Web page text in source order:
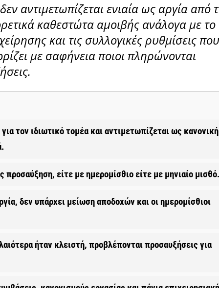
αντιμετωπίζεται ενιαία ως αργία από
καθεστώτα αμοιβής ανάλογα με το
και τις συλλογικές ρυθμίσεις που
με σαφήνεια ποιοι πληρώνονται
τον ιδιωτικό τομέα και αντιμετωπίζεται ως κανονική
είτε με ημερομίσθιο είτε με μηνιαίο μισθό.
δεν υπάρχει μείωση αποδοχών και οι ημερομίσθιοι
ήταν κλειστή, προβλέπονται προσαυξήσεις για